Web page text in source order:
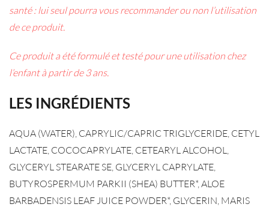
santé : lui seul pourra vous recommander ou non l’utilisation
de ce produit.
Ce produit a été formulé et testé pour une utilisation chez
l’enfant à partir de 3 ans.
LES INGRÉDIENTS
AQUA (WATER), CAPRYLIC/CAPRIC TRIGLYCERIDE, CETYL
LACTATE, COCOCAPRYLATE, CETEARYL ALCOHOL,
GLYCERYL STEARATE SE, GLYCERYL CAPRYLATE,
BUTYROSPERMUM PARKII (SHEA) BUTTER*, ALOE
BARBADENSIS LEAF JUICE POWDER*, GLYCERIN, MARIS